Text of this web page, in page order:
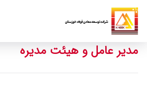
مدیر عامل و هیئت مدیره